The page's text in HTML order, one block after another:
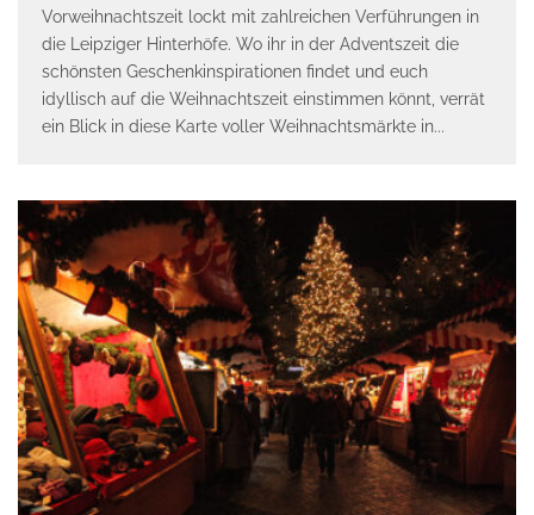
Vorweihnachtszeit lockt mit zahlreichen Verführungen in
die Leipziger Hinterhöfe. Wo ihr in der Adventszeit die
schönsten Geschenkinspirationen findet und euch
idyllisch auf die Weihnachtszeit einstimmen könnt, verrät
ein Blick in diese Karte voller Weihnachtsmärkte in...